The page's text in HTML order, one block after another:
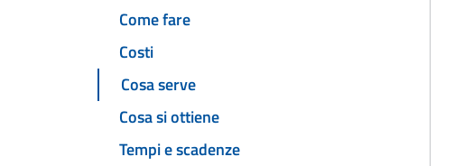
Come fare
Costi
Cosa serve
Cosa si ottiene
Tempi e scadenze